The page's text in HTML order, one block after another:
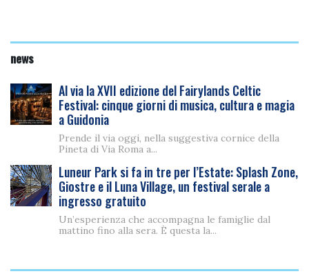
news
Al via la XVII edizione del Fairylands Celtic
Festival: cinque giorni di musica, cultura e magia
a Guidonia
Prende il via oggi, nella suggestiva cornice della
Pineta di Via Roma a...
Luneur Park si fa in tre per l’Estate: Splash Zone,
Giostre e il Luna Village, un festival serale a
ingresso gratuito
Un’esperienza che accompagna le famiglie dal
mattino fino alla sera. È questa la...